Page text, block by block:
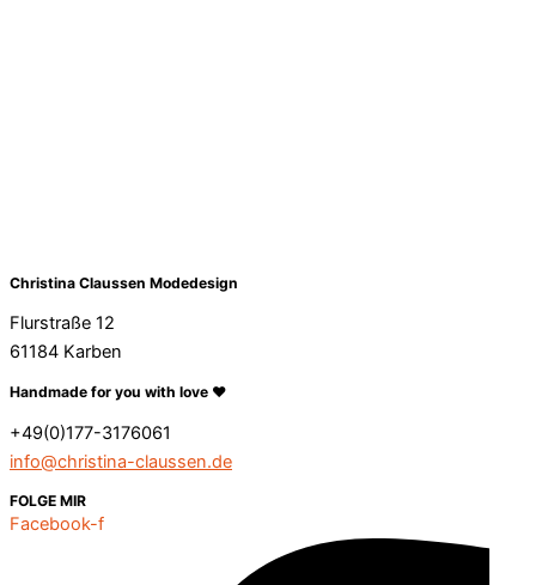
Christina Claussen Modedesign
Flurstraße 12
61184 Karben
Handmade for you with love ❤️
+49(0)177-3176061
info@christina-claussen.de
FOLGE MIR
Facebook-f